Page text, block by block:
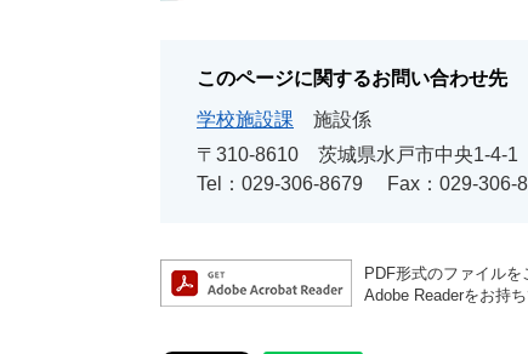
このページに関するお問い合わせ先
学校施設課
施設係
〒310-8610
茨城県水戸市中央1-4-1
Tel：029-306-8679
Fax：029-306-
PDF形式のファイルを
Adobe Readerをお持